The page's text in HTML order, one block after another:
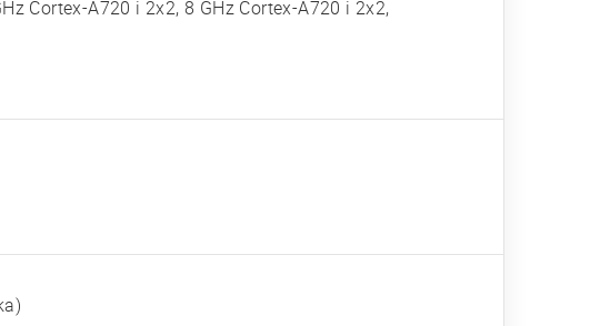
Cortex-A720 i 2x2, 8 GHz Cortex-A720 i 2x2,